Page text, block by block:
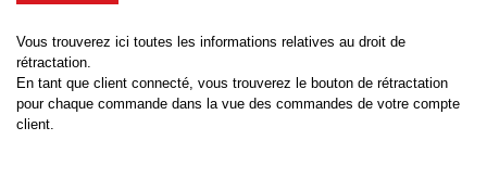
Vous trouverez ici toutes les informations relatives au droit de
rétractation.
En tant que client connecté, vous trouverez le bouton de rétractation
pour chaque commande dans la vue des commandes de votre compte
client.